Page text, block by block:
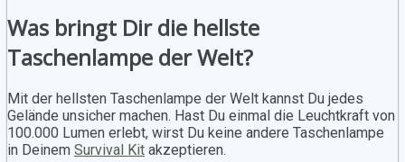
Was bringt Dir die hellste
Taschenlampe der Welt?
Mit der hellsten Taschenlampe der Welt kannst Du jedes
Gelände unsicher machen. Hast Du einmal die Leuchtkraft von
100.000 Lumen erlebt, wirst Du keine andere Taschenlampe
in Deinem Survival Kit akzeptieren.